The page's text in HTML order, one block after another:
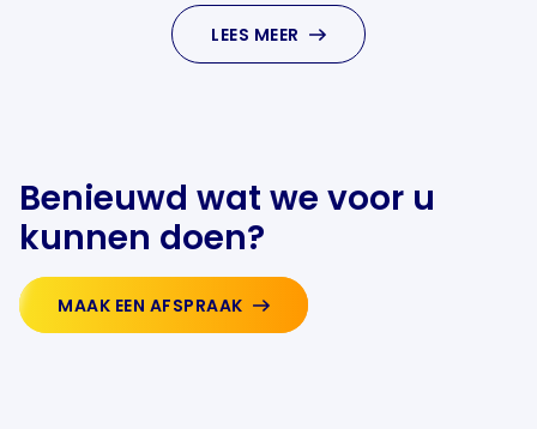
LEES MEER
Benieuwd wat we voor u
kunnen doen?
MAAK EEN AFSPRAAK